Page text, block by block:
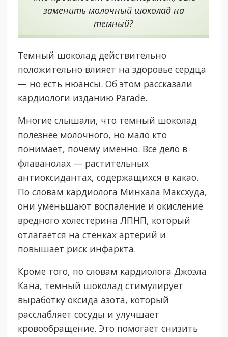
заменить молочный шоколад на
темный?
Темный шоколад действительно
положительно влияет на здоровье сердца
— но есть нюансы. Об этом рассказали
кардиологи изданию Parade.
Многие слышали, что темный шоколад
полезнее молочного, но мало кто
понимает, почему именно. Все дело в
флаванолах — растительных
антиоксидантах, содержащихся в какао.
По словам кардиолога Минхала Максхуда,
они уменьшают воспаление и окисление
вредного холестерина ЛПНП, который
отлагается на стенках артерий и
повышает риск инфаркта.
Кроме того, по словам кардиолога Джоэла
Кана, темный шоколад стимулирует
выработку оксида азота, который
расслабляет сосуды и улучшает
кровообращение. Это помогает снизить